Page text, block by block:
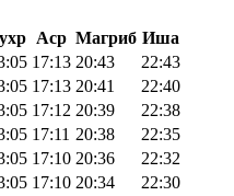
Аср Магриб Иша
17:13 20:43
22:43
17:13 20:41
22:40
17:12 20:39
22:38
17:11 20:38
22:35
17:10 20:36
22:32
17:10 20:34
22:30